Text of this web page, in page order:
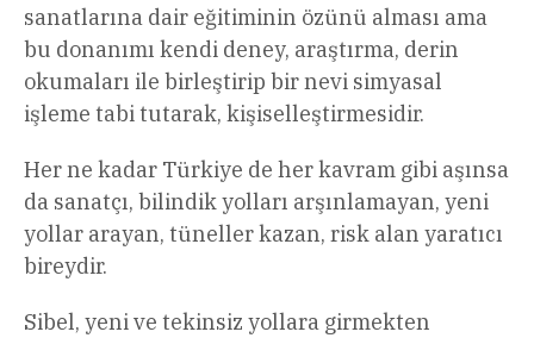
sanatlarına dair eğitiminin özünü alması ama
bu donanımı kendi deney, araştırma, derin
okumaları ile birleştirip bir nevi simyasal
işleme tabi tutarak, kişiselleştirmesidir.
Her ne kadar Türkiye de her kavram gibi aşınsa
da sanatçı, bilindik yolları arşınlamayan, yeni
yollar arayan, tüneller kazan, risk alan yaratıcı
bireydir.
Sibel, yeni ve tekinsiz yollara girmekten